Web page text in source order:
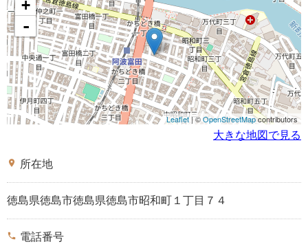
+
-
Leaflet| ©OpenStreetMapcontributors
大きな地図で見る
place 所在地
徳島県徳島市徳島県徳島市昭和町１丁目７４
phone 電話番号